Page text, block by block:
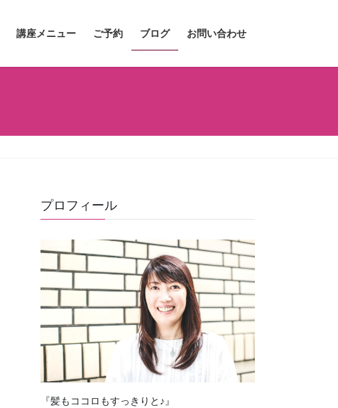
講座メニュー ご予約 ブログ お問い合わせ
プロフィール
『髪もココロもすっきりと♪』